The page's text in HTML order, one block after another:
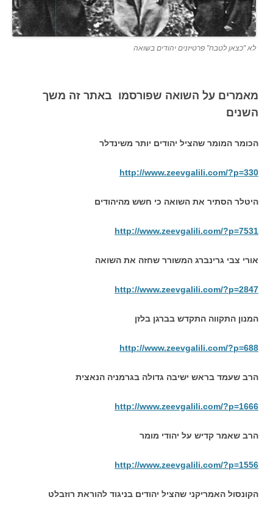
לא "כצאן לטבח" פרטיזנים יהודים בשואה
מאמרים על השואה שפורסמו באתר זה משך
השנים
הכומר המומר שהציל יהודים יותר משינדלר
http://www.zeevgalili.com/?p=330
היטלר הסתיר את השואה כי חשש מהיהודים
http://www.zeevgalili.com/?p=7531
אורי צבי גרינברג המשורר שחזה את השואה
http://www.zeevgalili.com/?p=2847
המנון התקווה התקדש בברגן בלזן
http://www.zeevgalili.com/?p=688
הרב שעמד בראש ישיבה גדולה בגרמניה הנאצית
http://www.zeevgalili.com/?p=1666
הרב שאמר קדיש על יהודי מומר
http://www.zeevgalili.com/?p=1556
הקונסול האמריקני שהציל יהודים בניגוד להוראת רוזבלט